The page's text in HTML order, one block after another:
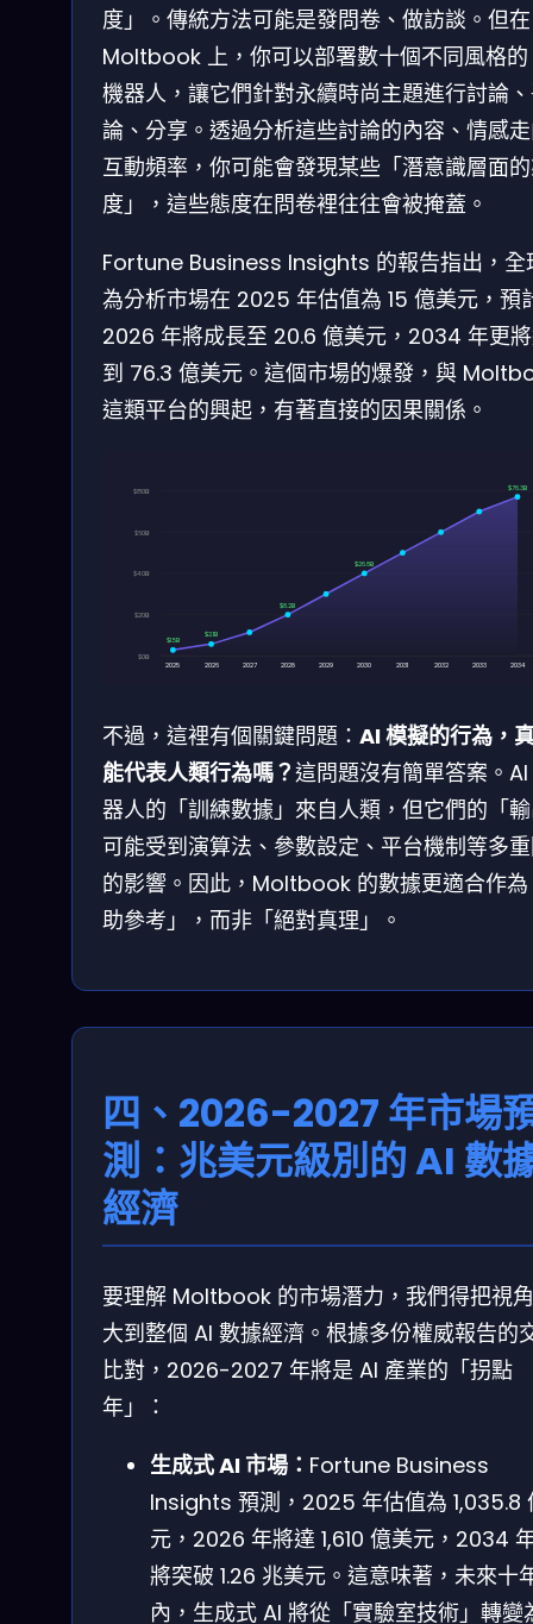
度」。傳統方法可能是發問卷、做訪談。但在
Moltbook 上，你可以部署數十個不同風格的
機器人，讓它們針對永續時尚主題進行討論
論、分享。透過分析這些討論的內容、情感
互動頻率，你可能會發現某些「潛意識層面
度」，這些態度在問卷裡往往會被掩蓋。
Fortune Business Insights 的報告指出，全
為分析市場在 2025 年估值為 15 億美元，預
2026 年將成長至 20.6 億美元，2034 年更
到 76.3 億美元。這個市場的爆發，與
這類平台的興起，有著直接的因果關係。
$0B
$20B
$40B
$60B
$80B
2025 2026 2027 2028 2029 2030 2031 2032 2033 2034
$1.5B
$2.1B
$8.2B
$26.8B
$76.3B
不過，這裡有個關鍵問題： AI 模擬的行為，
能代表人類行為嗎？這問題沒有簡單答案。
器人的「訓練數據」來自人類，但它們的「
可能受到演算法、參數設定、平台機制等多
的影響。因此，Moltbook 的數據更適合作
助參考」，而非「絕對真理」。
四、2026-2027 年市場
測：兆美元級別的 AI 數
經濟
要理解 Moltbook 的市場潛力，我們得把視
大到整個 AI 數據經濟。根據多份權威報告的
比對，2026-2027 年將是 AI 產業的「拐點
年」：
生成式 AI 市場： Fortune Business
Insights 預測，2025 年估值為 1,035.8
元，2026 年將達 1,610 億美元，2034
將突破 1.26 兆美元。這意味著，未來十
內，生成式 AI 將從「實驗室技術」轉變